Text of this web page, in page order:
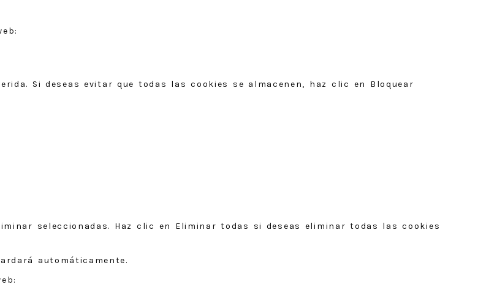
Si deseas evitar que todas las cookies se almacenen, haz clic en Bloquear
seleccionadas. Haz clic en Eliminar todas si deseas eliminar todas las cookies
automáticamente.